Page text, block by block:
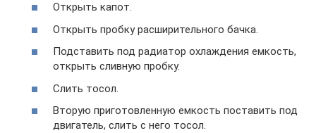
Открыть капот.
Открыть пробку расширительного бачка.
Подставить под радиатор охлаждения емкость,
открыть сливную пробку.
Слить тосол.
Вторую приготовленную емкость поставить под
двигатель, слить с него тосол.